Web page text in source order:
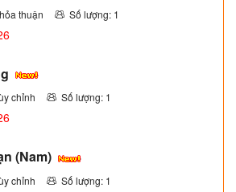
thuận Số lượng: 1
chỉnh Số lượng: 1
(Nam)
chỉnh Số lượng: 1